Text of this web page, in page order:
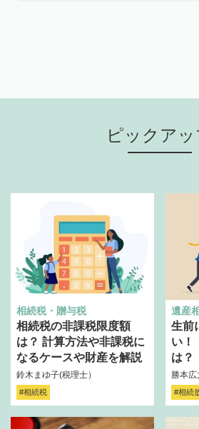
ピックア
相続税・贈与税
相続税の非課税限度額
は？ 計算方法や非課税に
なるケースや財産を解説
鈴木まゆ子(税理士）
#相続税
遺産
生前
い
は？
勝本広
#相続